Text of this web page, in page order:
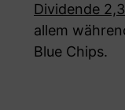
Dividende
allem
Blue Chips.